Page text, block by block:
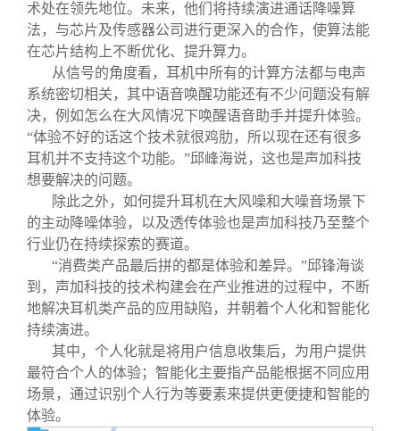
术处在领先地位。未来，他们将持续演进通话降噪算
法，与芯片及传感器公司进行更深入的合作，使算法能
在芯片结构上不断优化、提升算力。
从信号的角度看，耳机中所有的计算方法都与电声
系统密切相关，其中语音唤醒功能还有不少问题没有解
决，例如怎么在大风情况下唤醒语音助手并提升体验。
“体验不好的话这个技术就很鸡肋，所以现在还有很多
耳机并不支持这个功能。”邱峰海说，这也是声加科技
想要解决的问题。
除此之外，如何提升耳机在大风噪和大噪音场景下
的主动降噪体验，以及透传体验也是声加科技乃至整个
行业仍在持续探索的赛道。
“消费类产品最后拼的都是体验和差异。”邱锋海谈
到，声加科技的技术构建会在产业推进的过程中，不断
地解决耳机类产品的应用缺陷，并朝着个人化和智能化
持续演进。
其中，个人化就是将用户信息收集后，为用户提供
最符合个人的体验；智能化主要指产品能根据不同应用
场景，通过识别个人行为等要素来提供更便捷和智能的
体验。